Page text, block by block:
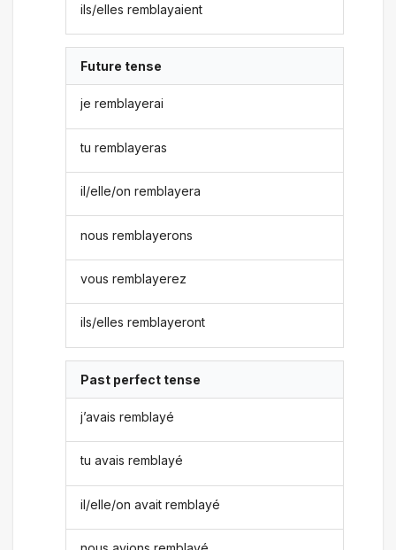
ils/elles remblayaient
Future tense
je remblayerai
tu remblayeras
il/elle/on remblayera
nous remblayerons
vous remblayerez
ils/elles remblayeront
Past perfect tense
j’avais remblayé
tu avais remblayé
il/elle/on avait remblayé